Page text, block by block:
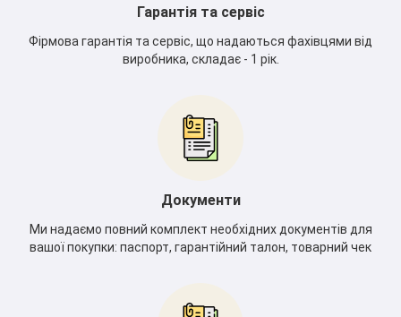
Гарантія та сервіс
Фірмова гарантія та сервіс, що надаються фахівцями від
виробника, складає - 1 рік.
Документи
Ми надаємо повний комплект необхідних документів для
вашої покупки: паспорт, гарантійний талон, товарний чек
*